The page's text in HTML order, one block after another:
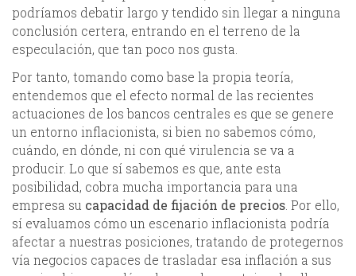
podríamos debatir largo y tendido sin llegar a ninguna
conclusión certera, entrando en el terreno de la
especulación, que tan poco nos gusta.
Por tanto, tomando como base la propia teoría,
entendemos que el efecto normal de las recientes
actuaciones de los bancos centrales es que se genere
un entorno inflacionista, si bien no sabemos cómo,
cuándo, en dónde, ni con qué virulencia se va a
producir. Lo que sí sabemos es que, ante esta
posibilidad, cobra mucha importancia para una
empresa su capacidad de fijación de precios . Por ello,
sí evaluamos cómo un escenario inflacionista podría
afectar a nuestras posiciones, tratando de protegernos
vía negocios capaces de trasladar esa inflación a sus